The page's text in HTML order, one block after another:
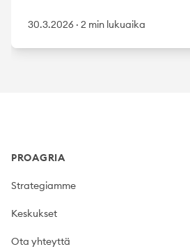
30.3.2026 · 2 min lukuaika
PROAGRIA
Strategiamme
Keskukset
Ota yhteyttä